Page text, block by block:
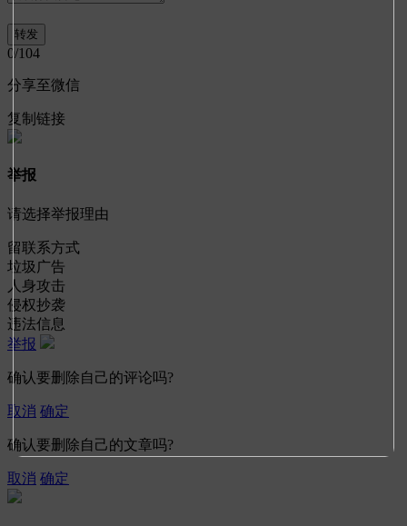
0/104
分享至微信
复制链接
举报
请选择举报理由
留联系方式
垃圾广告
人身攻击
侵权抄袭
违法信息
举报
确认要删除自己的评论吗?
取消 确定
确认要删除自己的文章吗?
取消 确定